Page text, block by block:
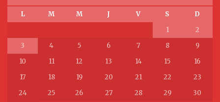
L M M J V S
D
1
2
3
4 5 6 7 8
9
10
11 12 13 14 15
16
17
18 19 20 21 22
23
24
25 26 27 28 29 30